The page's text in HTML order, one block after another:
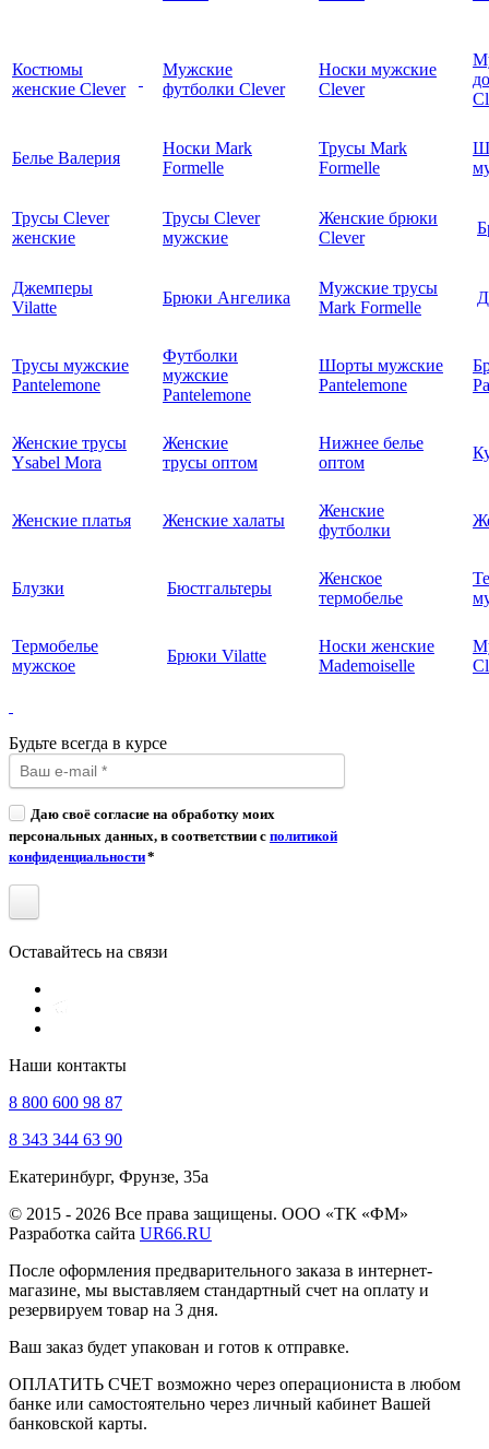
Костюмы
женские Clever
Мужские
футболки Clever
Носки мужские
Clever
Белье Валерия
Носки Mark
Formelle
Трусы Mark
Formelle
Трусы Clever
женские
Трусы Clever
мужские
Женские брюки
Clever
Джемперы
Vilatte
Брюки Ангелика
Мужские трусы
Mark Formelle
Трусы мужские
Pantelemone
Футболки
мужские
Pantelemone
Шорты мужские
Pantelemone
Женские трусы
Ysabel Mora
Женские
трусы оптом
Нижнее белье
оптом
Женские платья Женские халаты
Женские
футболки
Блузки Бюстгальтеры
Женское
термобелье
Термобелье
мужское
Брюки Vilatte
Носки женские
Mademoiselle
Будьте всегда в курсе
Даю своё согласие на обработку моих
персональных данных, в соответствии с политикой
конфиденциальности*
Оставайтесь на связи
Наши контакты
8 800 600 98 87
8 343 344 63 90
Екатеринбург, Фрунзе, 35а
© 2015 - 2026 Все права защищены. ООО «ТК «ФМ»
Разработка сайта UR66.RU
После оформления предварительного заказа в интернет-
магазине, мы выставляем стандартный счет на оплату и
резервируем товар на 3 дня.
Ваш заказ будет упакован и готов к отправке.
ОПЛАТИТЬ СЧЕТ возможно через операциониста в любом
банке или самостоятельно через личный кабинет Вашей
банковской карты.